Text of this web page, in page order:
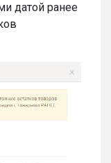
датой ранее